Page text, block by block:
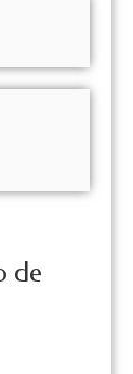
de